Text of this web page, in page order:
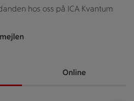
hos oss på ICA Kvantum
Online